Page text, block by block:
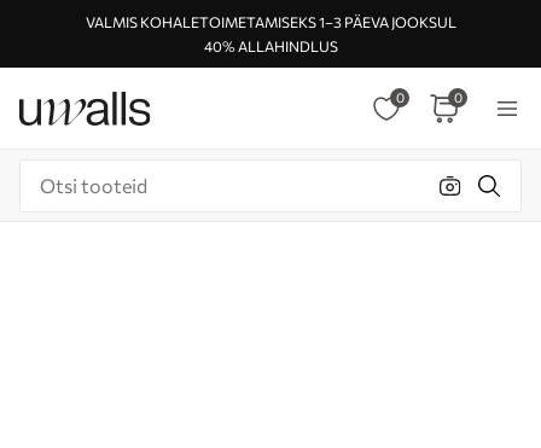
VALMIS KOHALETOIMETAMISEKS 1–3 PÄEVA JOOKSUL
40% ALLAHINDLUS
0 0